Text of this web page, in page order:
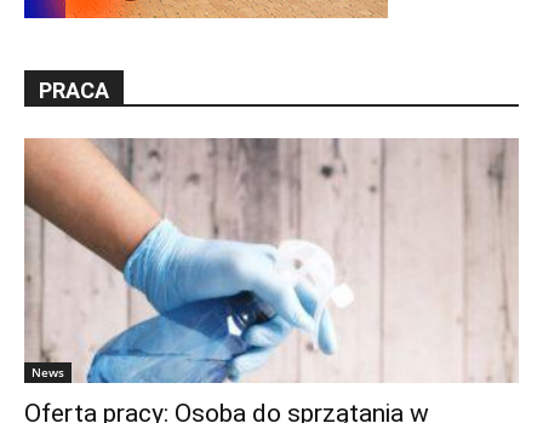
PRACA
News
Oferta pracy: Osoba do sprzątania w